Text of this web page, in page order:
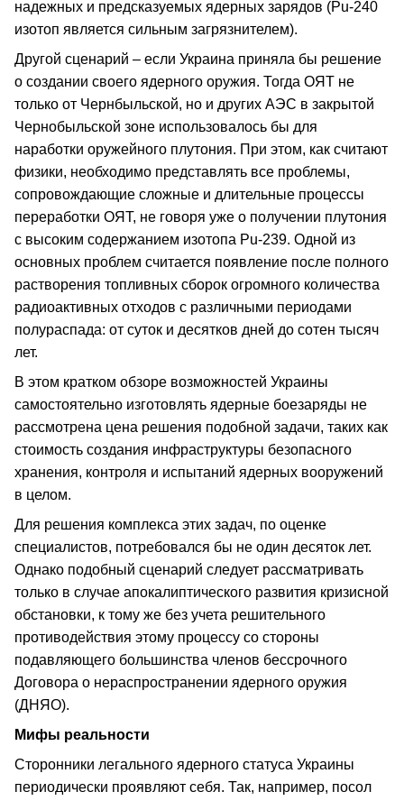
надежных и предсказуемых ядерных зарядов (Pu-240
изотоп является сильным загрязнителем).
Другой сценарий – если Украина приняла бы решение
о создании своего ядерного оружия. Тогда ОЯТ не
только от Чернбыльской, но и других АЭС в закрытой
Чернобыльской зоне использовалось бы для
наработки оружейного плутония. При этом, как считают
физики, необходимо представлять все проблемы,
сопровождающие сложные и длительные процессы
переработки ОЯТ, не говоря уже о получении плутония
с высоким содержанием изотопа Pu-239. Одной из
основных проблем считается появление после полного
растворения топливных сборок огромного количества
радиоактивных отходов с различными периодами
полураспада: от суток и десятков дней до сотен тысяч
лет.
В этом кратком обзоре возможностей Украины
самостоятельно изготовлять ядерные боезаряды не
рассмотрена цена решения подобной задачи, таких как
стоимость создания инфраструктуры безопасного
хранения, контроля и испытаний ядерных вооружений
в целом.
Для решения комплекса этих задач, по оценке
специалистов, потребовался бы не один десяток лет.
Однако подобный сценарий следует рассматривать
только в случае апокалиптического развития кризисной
обстановки, к тому же без учета решительного
противодействия этому процессу со стороны
подавляющего большинства членов бессрочного
Договора о нераспространении ядерного оружия
(ДНЯО).
Мифы реальности
Сторонники легального ядерного статуса Украины
периодически проявляют себя. Так, например, посол